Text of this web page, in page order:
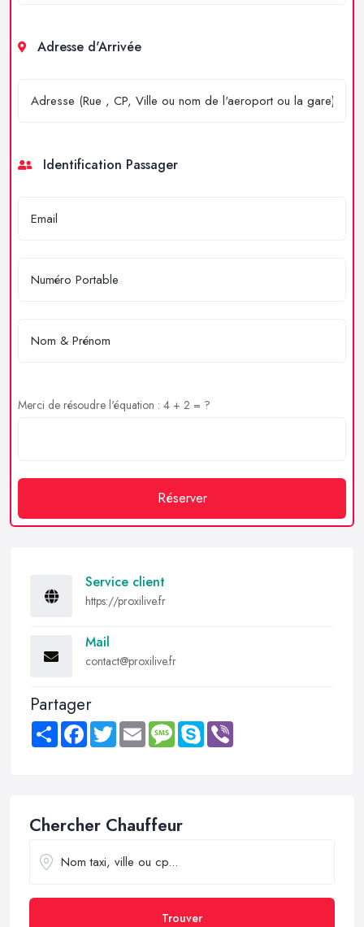
Adresse d'Arrivée
Identification Passager
Merci de résoudre l'équation : 4 + 2 = ?
Réserver
Service client
https://proxilive.fr
Mail
contact@proxilive.fr
Partager
Share FacebookTwitter Email MessageSkype
Chercher Chauffeur
Trouver